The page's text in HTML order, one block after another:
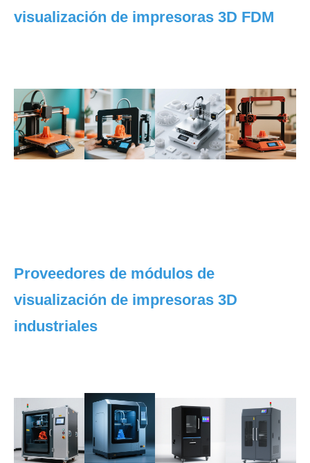
visualización de impresoras 3D FDM
Proveedores de módulos de
visualización de impresoras 3D
industriales